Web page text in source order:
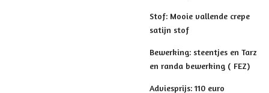
Stof: Mooie vallende crepe
satijn stof
Bewerking: steentjes en Tarz
en randa bewerking ( FEZ)
Adviesprijs: 110 euro